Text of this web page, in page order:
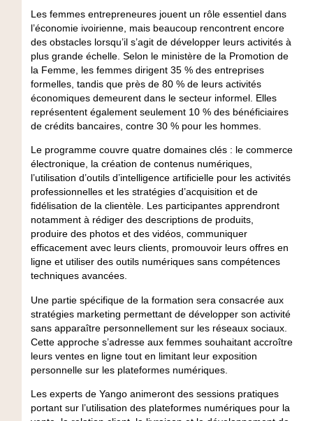
Les femmes entrepreneures jouent un rôle essentiel dans
l’économie ivoirienne, mais beaucoup rencontrent encore
des obstacles lorsqu’il s’agit de développer leurs activités à
plus grande échelle. Selon le ministère de la Promotion de
la Femme, les femmes dirigent 35 % des entreprises
formelles, tandis que près de 80 % de leurs activités
économiques demeurent dans le secteur informel. Elles
représentent également seulement 10 % des bénéficiaires
de crédits bancaires, contre 30 % pour les hommes.
Le programme couvre quatre domaines clés : le commerce
électronique, la création de contenus numériques,
l’utilisation d’outils d’intelligence artificielle pour les activités
professionnelles et les stratégies d’acquisition et de
fidélisation de la clientèle. Les participantes apprendront
notamment à rédiger des descriptions de produits,
produire des photos et des vidéos, communiquer
efficacement avec leurs clients, promouvoir leurs offres en
ligne et utiliser des outils numériques sans compétences
techniques avancées.
Une partie spécifique de la formation sera consacrée aux
stratégies marketing permettant de développer son activité
sans apparaître personnellement sur les réseaux sociaux.
Cette approche s’adresse aux femmes souhaitant accroître
leurs ventes en ligne tout en limitant leur exposition
personnelle sur les plateformes numériques.
Les experts de Yango animeront des sessions pratiques
portant sur l’utilisation des plateformes numériques pour la